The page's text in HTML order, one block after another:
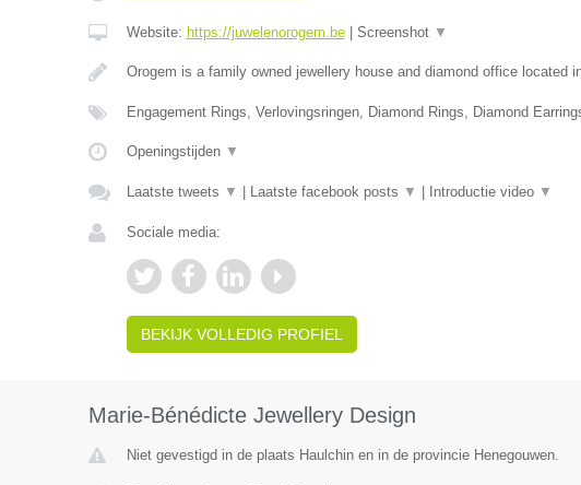
Website: https://juwelenorogem.be| Screenshot ▼
Orogem is a family owned jewellery house and diamond office located
Engagement Rings, Verlovingsringen, Diamond Rings, Diamond
Openingstijden ▼
Laatste tweets ▼ Laatste facebook posts ▼ Introductie video ▼
Sociale media:
BEKIJK VOLLEDIG PROFIEL
Marie-Bénédicte Jewellery Design
Niet gevestigd in de plaats Haulchin en in de provincie Henegouwen.